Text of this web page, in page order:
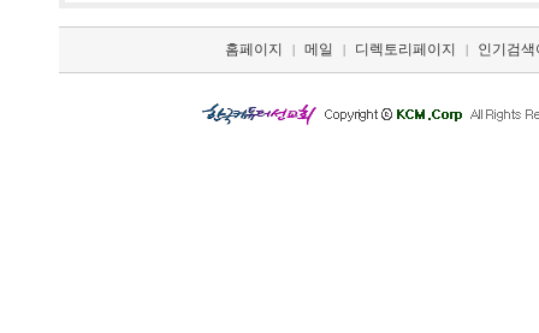
홈페이지 | 메일 | 디렉토리페이지 | 인기검색